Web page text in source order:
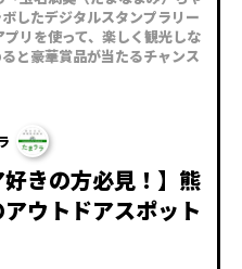
したデジタルスタンプラリー
リを使って、楽しく観光しな
と豪華賞品が当たるチャンス
好きの方必見！】熊
ウトドアスポット